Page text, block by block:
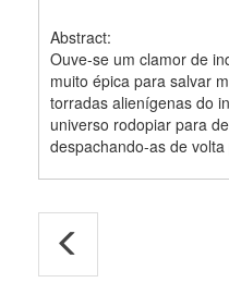
Abstract:
Ouve-se um clamor de
muito épica para salvar
torradas alienígenas do
universo rodopiar para
despachando-as de